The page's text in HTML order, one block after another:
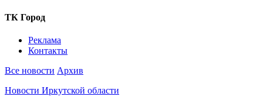
ТК Город
Реклама
Контакты
Все новости Архив
Новости Иркутской области